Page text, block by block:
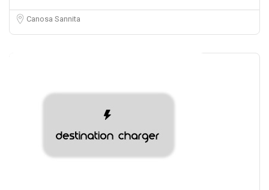
Canosa Sannita